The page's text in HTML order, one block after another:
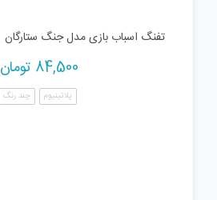
تفنگ اسباب بازی مدل جنگ ستارگان
84,500 تومان
پلاتینیوم چند رنگ